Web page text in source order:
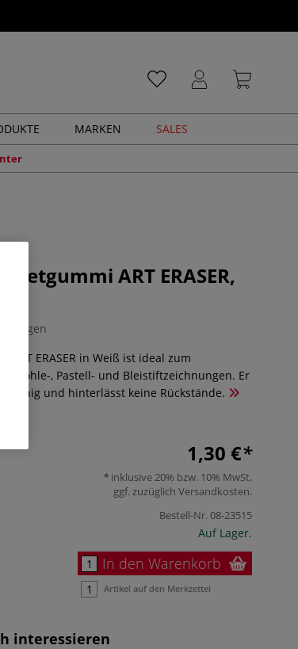
MARKEN SALES
Knetgummi ART ERASER,
ART ERASER in Weiß ist ideal zum
Kohle-, Pastell- und Bleistiftzeichnungen. Er
und hinterlässt keine Rückstände.
1,30 €
inklusive 20% bzw. 10% MwSt,
ggf. zuzüglich Versandkosten.
Bestell-Nr.08-23515
Auf Lager.
In den Warenkorb
Artikel auf den Merkzettel
interessieren